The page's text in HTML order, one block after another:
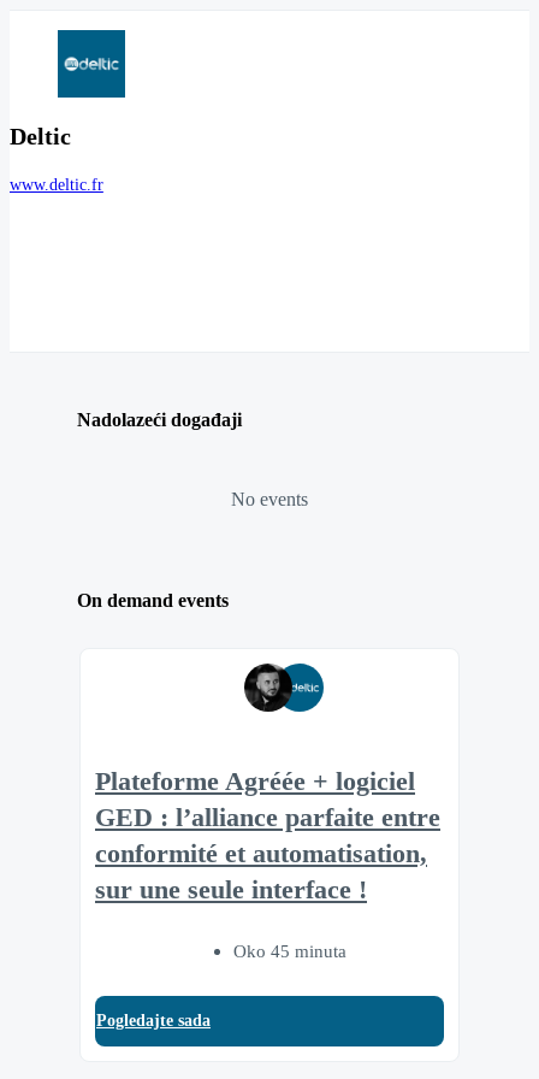
Deltic
www.deltic.fr
Nadolazeći događaji
No events
On demand events
Plateforme Agréée + logiciel
GED : l’alliance parfaite entre
conformité et automatisation,
sur une seule interface !
Oko 45 minuta
Pogledajte sada